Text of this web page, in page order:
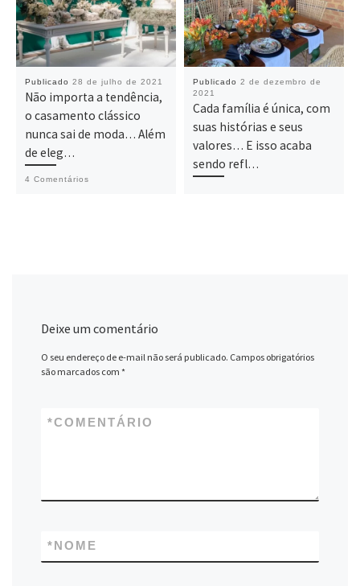
Publicado28 de julho de 2021
Não importa a tendência,
o casamento clássico
nunca sai de moda… Além
de eleg…
4 Comentários
Publicado2 de dezembro de
2021
Cada família é única, com
suas histórias e seus
valores… E isso acaba
sendo refl…
Deixe um comentário
O seu endereço de e-mail não será publicado. Campos obrigatórios
são marcados com*
COMENTÁRIO
*
NOME
*